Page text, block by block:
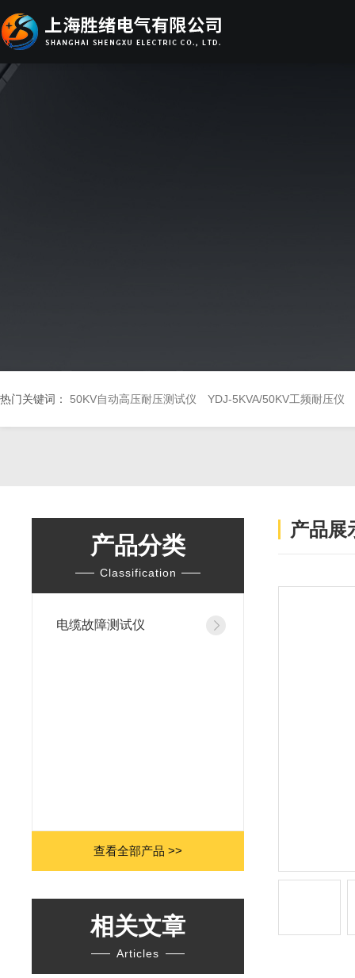
热门关键词： 50KV自动高压耐压测试仪 YDJ-5KVA/50KV工频耐压仪
产品分类
Classification
电缆故障测试仪
查看全部产品 >>
相关文章
Articles
产品展